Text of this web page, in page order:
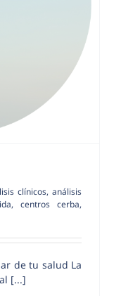
clínicos, análisis
,centros cerba,
de tu salud La
[...]